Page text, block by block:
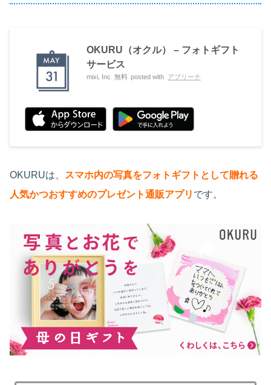
OKURU（オクル） – フォトギフト
サービス
mixi, Inc 無料 posted with アプリーチ
OKURUは、
スマホ内の写真をフォトギフトとして贈れる
人気かつおすすめのプレゼント通販アプリ です。